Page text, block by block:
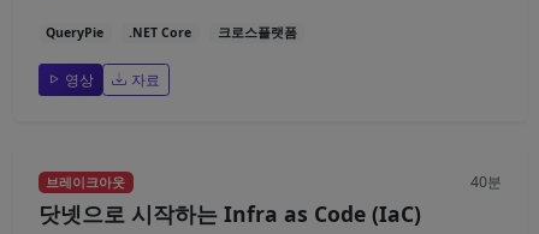
QueryPie .NET Core 크로스플랫폼
영상 자료
브레이크아웃 40분
닷넷으로 시작하는 Infra as Code (IaC)